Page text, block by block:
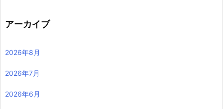
アーカイブ
2026年8月
2026年7月
2026年6月